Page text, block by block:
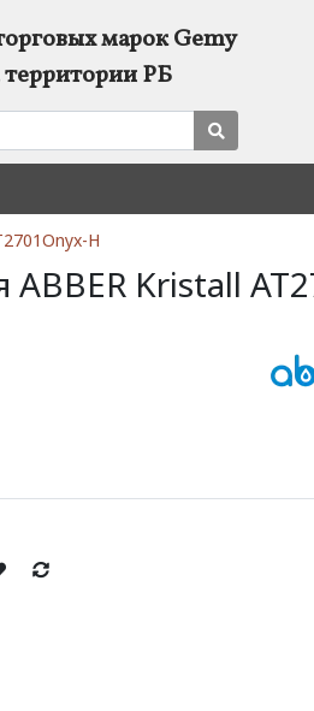
марок Gemy
РБ
H
Kristall